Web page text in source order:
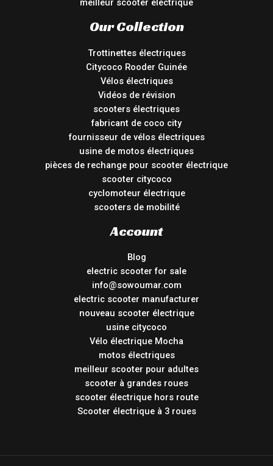
Our Collection
Trottinettes électriques
Citycoco Rooder Guinée
Vélos électriques
Vidéos de révision
scooters électriques
fabricant de coco city
fournisseur de vélos électriques
usine de motos électriques
pièces de rechange pour scooter électrique
scooter citycoco
cyclomoteur électrique
scooters de mobilité
Account
Blog
electric scooter for sale
info@sowoumar.com
electric scooter manufacturer
nouveau scooter électrique
usine citycoco
Vélo électrique Mocha
motos électriques
meilleur scooter pour adultes
scooter à grandes roues
scooter électrique hors route
Scooter électrique à 3 roues